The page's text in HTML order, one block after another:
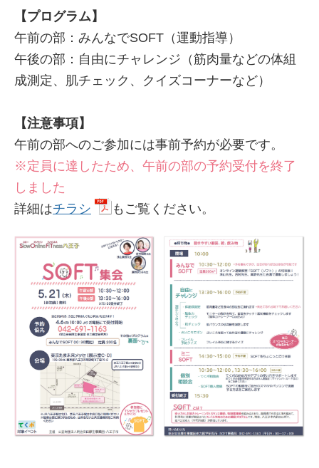
【プログラム】
午前の部：みんなでSOFT（運動指導）
午後の部：自由にチャレンジ（筋肉量などの体組
成測定、肌チェック、クイズコーナーなど）
【注意事項】
午前の部へのご参加には事前予約が必要です。
※定員に達したため、午前の部の予約受付を終了
しました
詳細はチラシ もご覧ください。